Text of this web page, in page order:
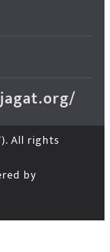
. All rights
by